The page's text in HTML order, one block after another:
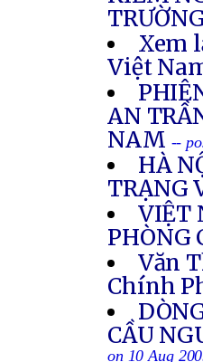
Xem
Việt
AN
NAM --
HÀ
TRẠNG
VIỆT
PHÒNG
Văn
Chính
CẦU